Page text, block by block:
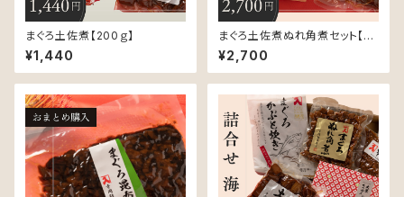
まぐろ土佐煮【200ｇ】
¥1,440
まぐろ土佐煮ぬれ角煮セット【20
0ｇ×2】
¥2,700